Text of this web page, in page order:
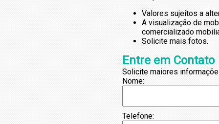
Valores sujeitos a
A visualização de
comercializado
Solicite mais fotos.
Entre em Contato
Solicite maiores
Nome:
Telefone: